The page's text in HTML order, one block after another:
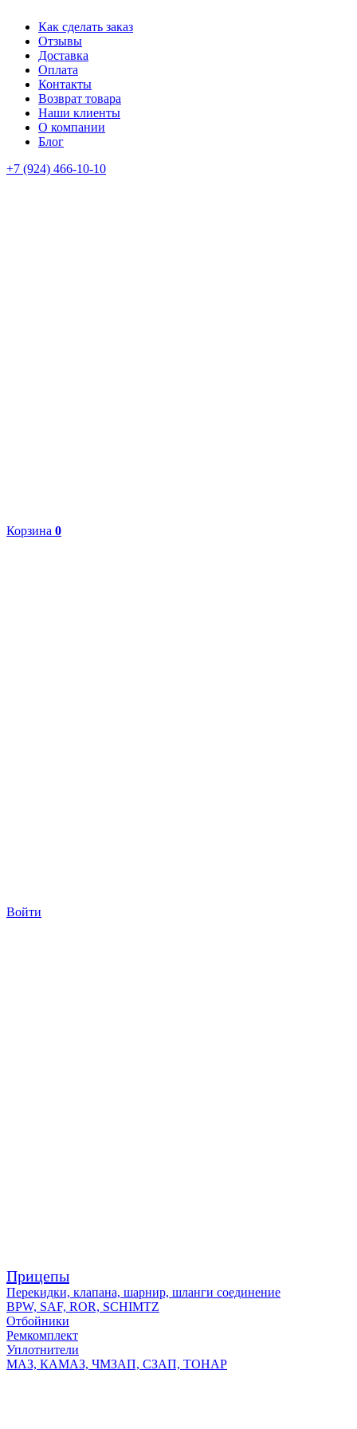
Как сделать заказ
Отзывы
Доставка
Оплата
Контакты
Возврат товара
Наши клиенты
О компании
Блог
+7 (924) 466-10-10
Корзина 0
Войти
Прицепы
Перекидки, клапана, шарнир, шланги соединение
BPW, SAF, ROR, SCHIMTZ
Отбойники
Ремкомплект
Уплотнители
МАЗ, КАМАЗ, ЧМЗАП, СЗАП, ТОНАР